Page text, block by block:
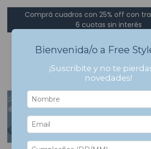
Comprá cuadros con 25% off con
6 cuotas sin interés
Inicio > Cuadros Bastidor en Canvas
Musica
Bienvenida/o a Free
¡Suscribite y no te
novedades!